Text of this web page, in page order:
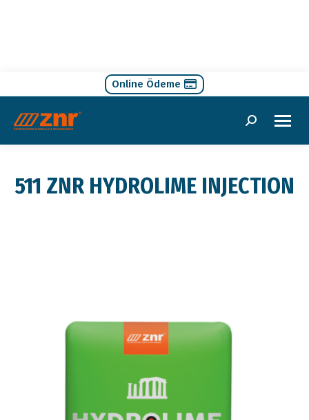
Online Ödeme
Search:
511 ZNR HYDROLIME INJECTION